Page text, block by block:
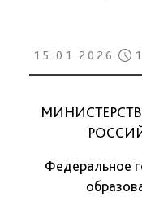
15.01.2026
Федеральное